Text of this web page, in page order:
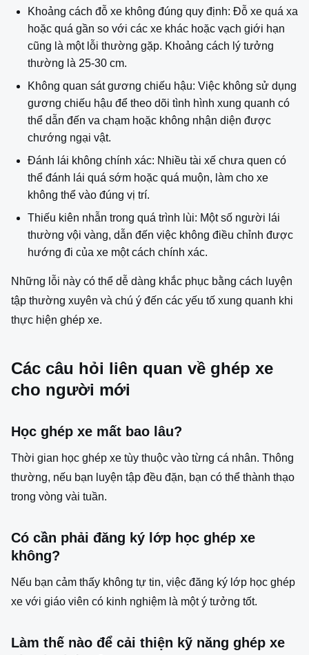
Khoảng cách đỗ xe không đúng quy định: Đỗ xe quá xa
hoặc quá gần so với các xe khác hoặc vạch giới hạn
cũng là một lỗi thường gặp. Khoảng cách lý tưởng
thường là 25-30 cm.
Không quan sát gương chiếu hậu: Việc không sử dụng
gương chiếu hậu để theo dõi tình hình xung quanh có
thể dẫn đến va chạm hoặc không nhận diện được
chướng ngại vật.
Đánh lái không chính xác: Nhiều tài xế chưa quen có
thể đánh lái quá sớm hoặc quá muộn, làm cho xe
không thể vào đúng vị trí.
Thiếu kiên nhẫn trong quá trình lùi: Một số người lái
thường vội vàng, dẫn đến việc không điều chỉnh được
hướng đi của xe một cách chính xác.
Những lỗi này có thể dễ dàng khắc phục bằng cách luyện
tập thường xuyên và chú ý đến các yếu tố xung quanh khi
thực hiện ghép xe.
Các câu hỏi liên quan về ghép xe
cho người mới
Học ghép xe mất bao lâu?
Thời gian học ghép xe tùy thuộc vào từng cá nhân. Thông
thường, nếu bạn luyện tập đều đặn, bạn có thể thành thạo
trong vòng vài tuần.
Có cần phải đăng ký lớp học ghép xe
không?
Nếu bạn cảm thấy không tự tin, việc đăng ký lớp học ghép
xe với giáo viên có kinh nghiệm là một ý tưởng tốt.
Làm thế nào để cải thiện kỹ năng ghép xe